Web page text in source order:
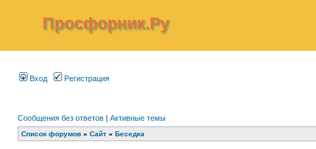
Просфорник.Ру
Вход Регистрация
Сообщения без ответов | Активные темы
Список форумов » Сайт » Беседка